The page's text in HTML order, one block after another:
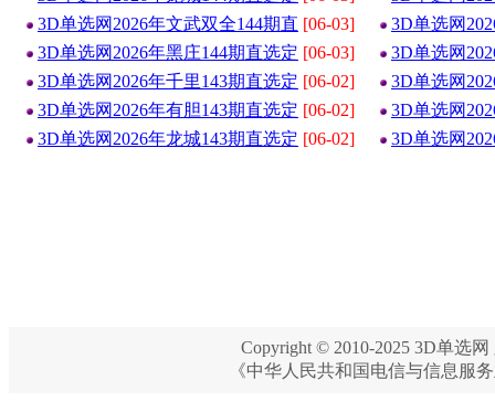
3D单选网2026年文武双全144期直 [06-03]
3D单选网
3D单选网2026年黑庄144期直选定 [06-03]
3D单选网
3D单选网2026年千里143期直选定 [06-02]
3D单选网
3D单选网2026年有胆143期直选定 [06-02]
3D单选网
3D单选网2026年龙城143期直选定 [06-02] 3D单选网
Copyright © 2010-2025 3D单选网
《中华人民共和国电信与信息服